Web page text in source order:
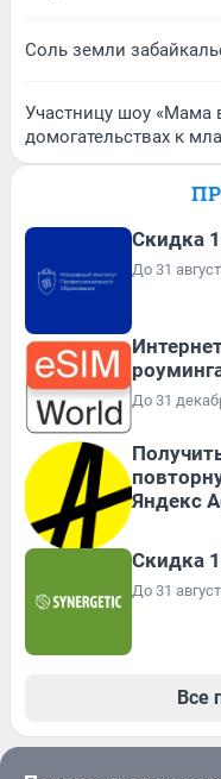
Соль земли
Участницу шоу «Мама
домогательствах к
Скидка
До 31
До 31
Яндекс
Скидка
До 31
Все